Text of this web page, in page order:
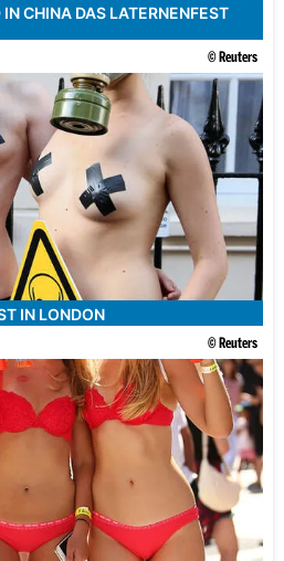
CHINA DAS LATERNENFEST
© Reuters
IN LONDON
© Reuters